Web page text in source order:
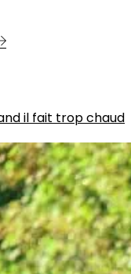
il fait trop chaud